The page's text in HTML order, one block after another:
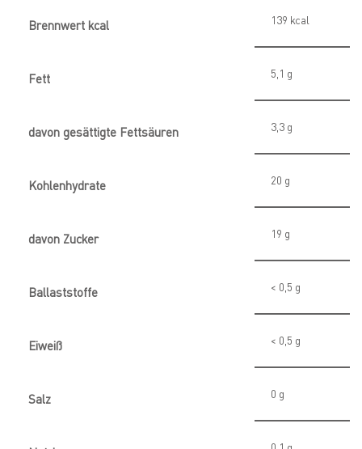
Brennwert kcal 139 kcal
Fett 5,1 g
davon gesättigte Fettsäuren 3,3 g
Kohlenhydrate 20 g
davon Zucker 19 g
Ballaststoffe < 0,5 g
Eiweiß < 0,5 g
Salz 0 g